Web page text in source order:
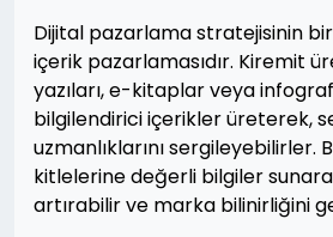
Dijital pazarlama stratejisinin
içerik pazarlamasıdır. Kiremit
yazıları, e-kitaplar veya
bilgilendirici içerikler üreterek,
uzmanlıklarını sergileyebilirler.
kitlelerine değerli bilgiler
artırabilir ve marka bilinirliğini